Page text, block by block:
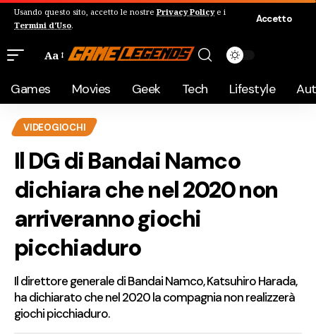
Usando questo sito, accetto le nostre Privacy Policye i
Termini d'Uso.
Accetto
Aa
Games Movies Geek Tech Lifestyle
VIDEOGIOCHI
Il DG di Bandai Namco
dichiara che nel 2020 non
arriveranno giochi
picchiaduro
Il direttore generale di Bandai Namco, Katsuhiro Harada,
ha dichiarato che nel 2020 la compagnia non realizzerà
giochi picchiaduro.